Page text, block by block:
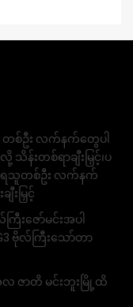
တစ်ဦး လက်နက်တွေပါ
န်းတစ်ရာချီးမြှင့်၊ပ
ရသူတစ်ဦး လက်နက်
းမြှင့်
ြီးဇော်မင်းအပါ
ဗိုလ်ကြီးသော်တာ
လ ဇာတိ မင်းဘူးမြို့ထိ